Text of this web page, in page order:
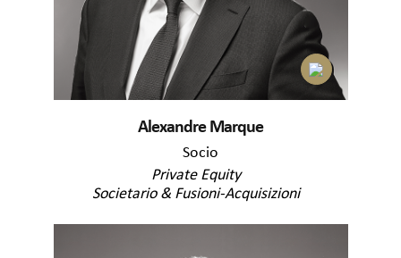
Alexandre Marque
Socio
Private Equity
Societario & Fusioni-Acquisizioni